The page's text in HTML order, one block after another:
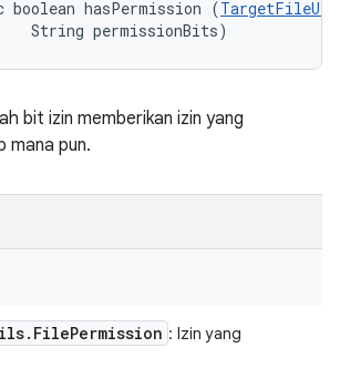
hasPermission (
String permissionBits)
bit izin memberikan izin yang
mana pun.
. FilePermission : Izin yang